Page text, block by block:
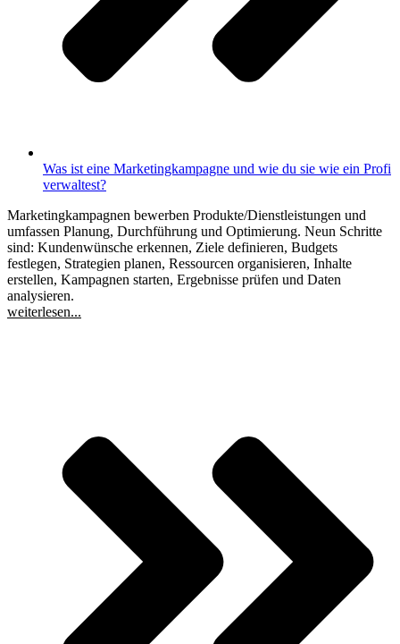
Was ist eine Marketingkampagne und wie du sie wie ein Profi
verwaltest?
Marketingkampagnen bewerben Produkte/Dienstleistungen und
umfassen Planung, Durchführung und Optimierung. Neun Schritte
sind: Kundenwünsche erkennen, Ziele definieren, Budgets
festlegen, Strategien planen, Ressourcen organisieren, Inhalte
erstellen, Kampagnen starten, Ergebnisse prüfen und Daten
analysieren.
weiterlesen...